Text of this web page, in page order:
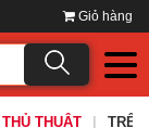
Giỏ hàng
THỦ THUẬT TRÊN